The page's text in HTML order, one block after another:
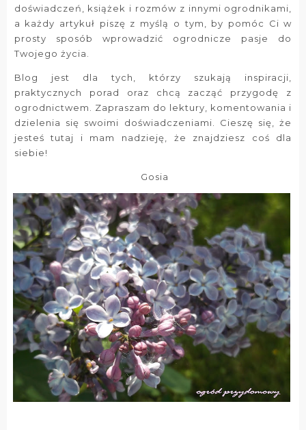
doświadczeń, książek i rozmów z innymi ogrodnikami,
a każdy artykuł piszę z myślą o tym, by pomóc Ci w
prosty sposób wprowadzić ogrodnicze pasje do
Twojego życia.
Blog jest dla tych, którzy szukają inspiracji,
praktycznych porad oraz chcą zacząć przygodę z
ogrodnictwem. Zapraszam do lektury, komentowania i
dzielenia się swoimi doświadczeniami. Cieszę się, że
jesteś tutaj i mam nadzieję, że znajdziesz coś dla
siebie!
Gosia